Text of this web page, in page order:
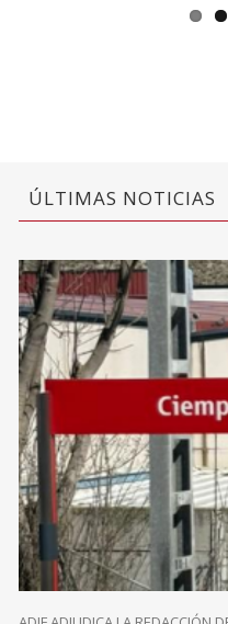
ÚLTIMAS NOTICIAS